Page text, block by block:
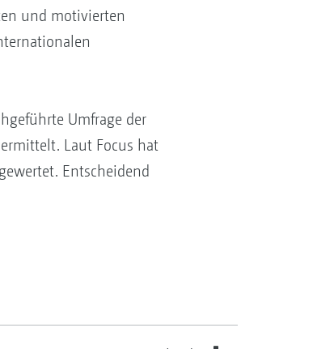
und motivierten
Umfrage der
Laut Focus hat
Entscheidend